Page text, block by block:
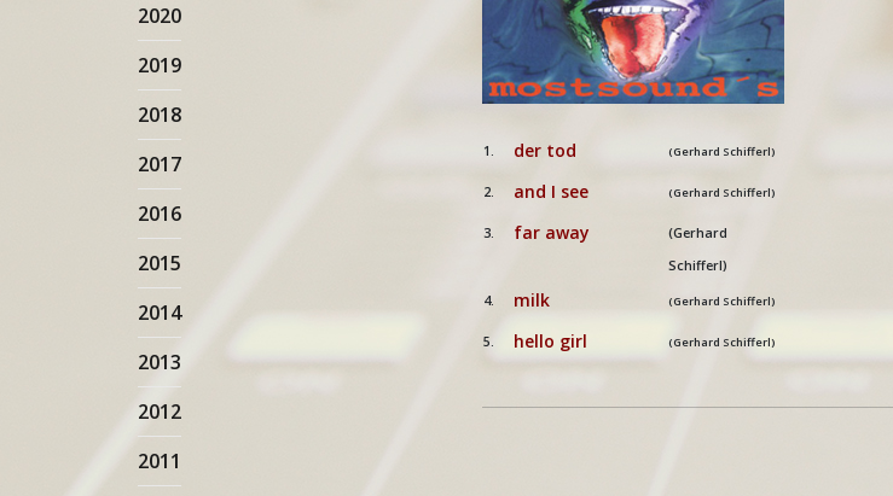
2020
2019
2018
2017
2016
2015
2014
2013
2012
2011
1. der tod (Gerhard Schifferl)
2. and I see (Gerhard Schifferl)
3. far away
(Gerhard
Schifferl)
4. milk (Gerhard Schifferl)
5. hello girl (Gerhard Schifferl)